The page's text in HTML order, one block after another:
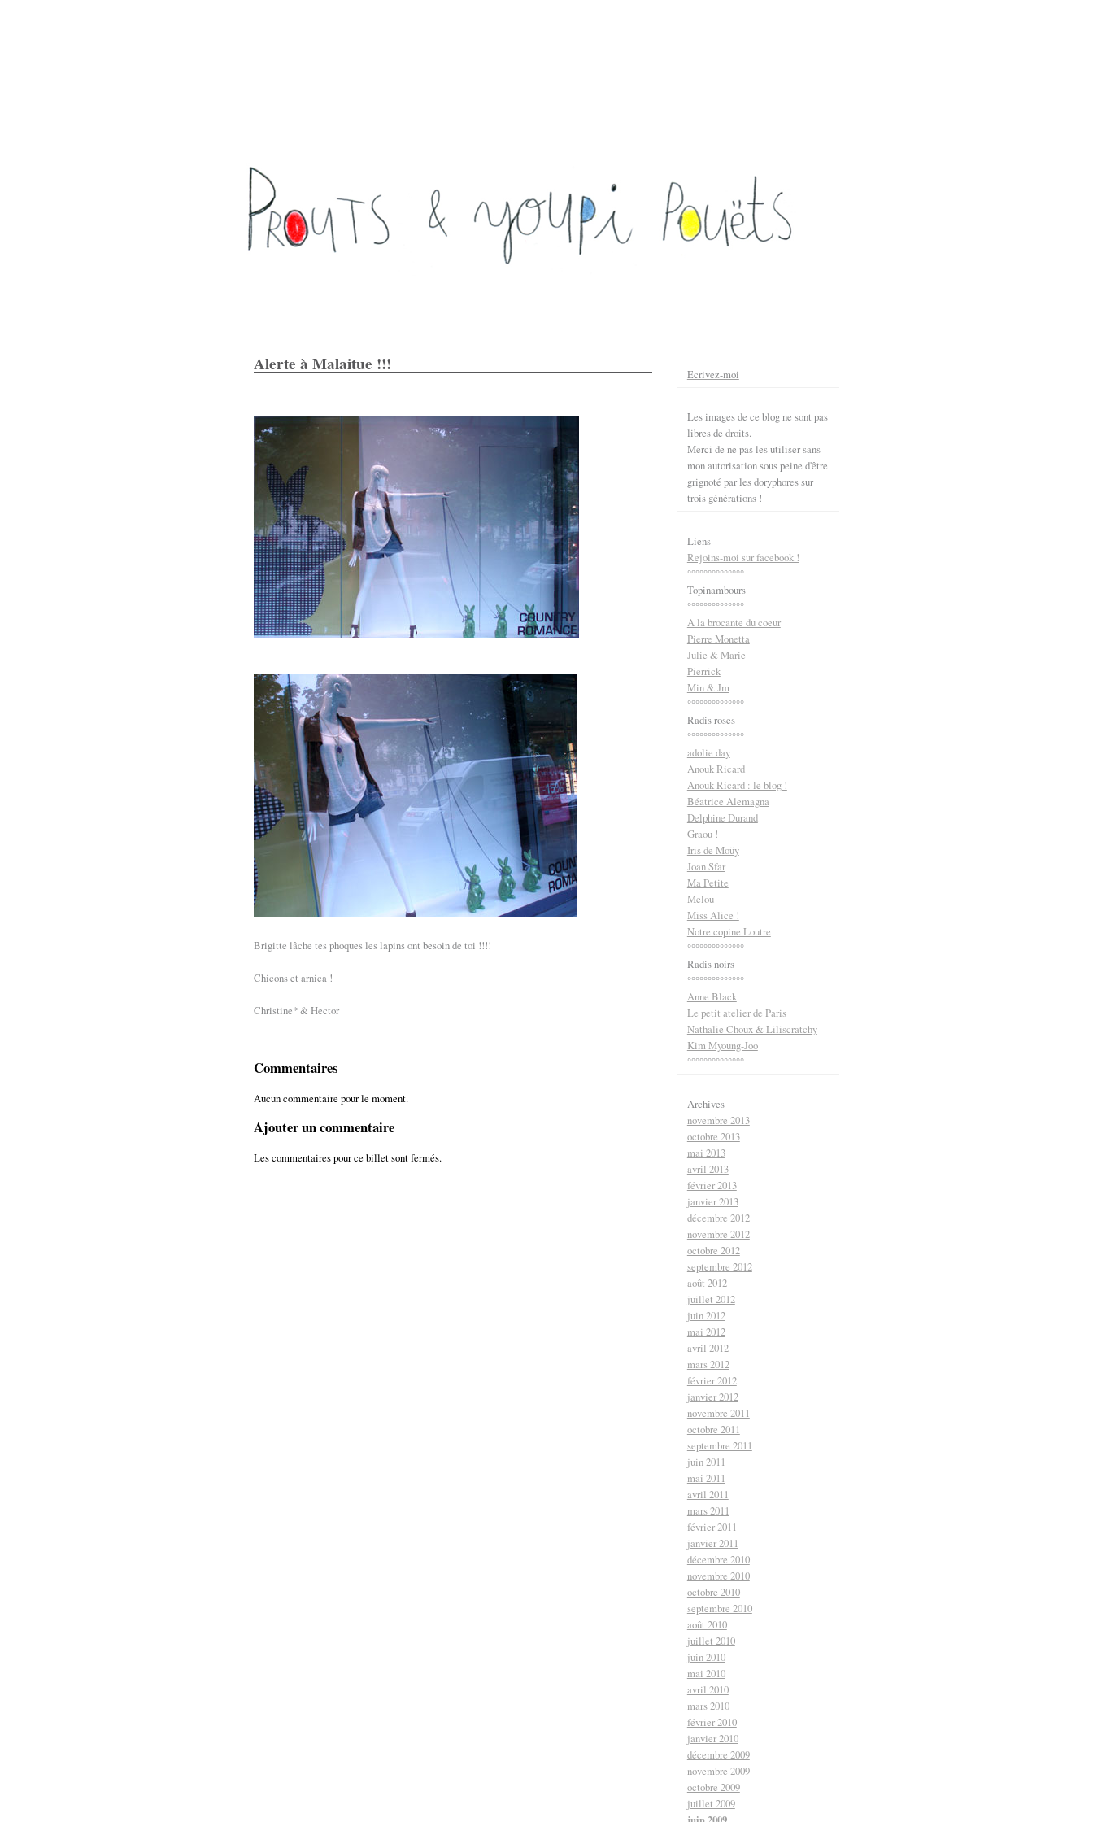
Alerte à Malaitue !!!
Brigitte lâche tes phoques les lapins ont besoin de toi !!!!
Chicons et arnica !
Christine* & Hector
Commentaires
Aucun commentaire pour le moment.
Ajouter un commentaire
Les commentaires pour ce billet sont fermés.
Ecrivez-moi
Les images de ce blog ne sont pas
libres de droits.
Merci de ne pas les utiliser sans
mon autorisation sous peine d'être
grignoté par les doryphores sur
trois générations !
Liens
Rejoins-moi sur facebook !
°°°°°°°°°°°°°°
Topinambours
°°°°°°°°°°°°°°
A la brocante du coeur
Pierre Monetta
Julie & Marie
Pierrick
Min & Jm
°°°°°°°°°°°°°°
Radis roses
°°°°°°°°°°°°°°
adolie day
Anouk Ricard
Anouk Ricard : le blog !
Béatrice Alemagna
Delphine Durand
Graou !
Iris de Moüy
Joan Sfar
Ma Petite
Melou
Miss Alice !
Notre copine Loutre
°°°°°°°°°°°°°°
Radis noirs
°°°°°°°°°°°°°°
Anne Black
Le petit atelier de Paris
Nathalie Choux & Liliscratchy
Kim Myoung-Joo
°°°°°°°°°°°°°°
Archives
novembre 2013
octobre 2013
mai 2013
avril 2013
février 2013
janvier 2013
décembre 2012
novembre 2012
octobre 2012
septembre 2012
août 2012
juillet 2012
juin 2012
mai 2012
avril 2012
mars 2012
février 2012
janvier 2012
novembre 2011
octobre 2011
septembre 2011
juin 2011
mai 2011
avril 2011
mars 2011
février 2011
janvier 2011
décembre 2010
novembre 2010
octobre 2010
septembre 2010
août 2010
juillet 2010
juin 2010
mai 2010
avril 2010
mars 2010
février 2010
janvier 2010
décembre 2009
novembre 2009
octobre 2009
juillet 2009